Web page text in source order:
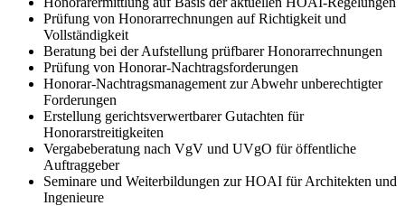
Prüfung von Honorarrechnungen auf Richtigkeit und
Vollständigkeit
Beratung bei der Aufstellung prüfbarer Honorarrechnungen
Prüfung von Honorar-Nachtragsforderungen
Honorar-Nachtragsmanagement zur Abwehr unberechtigter
Forderungen
Erstellung gerichtsverwertbarer Gutachten für
Honorarstreitigkeiten
Vergabeberatung nach VgV und UVgO für öffentliche
Auftraggeber
Seminare und Weiterbildungen zur HOAI für Architekten und
Ingenieure